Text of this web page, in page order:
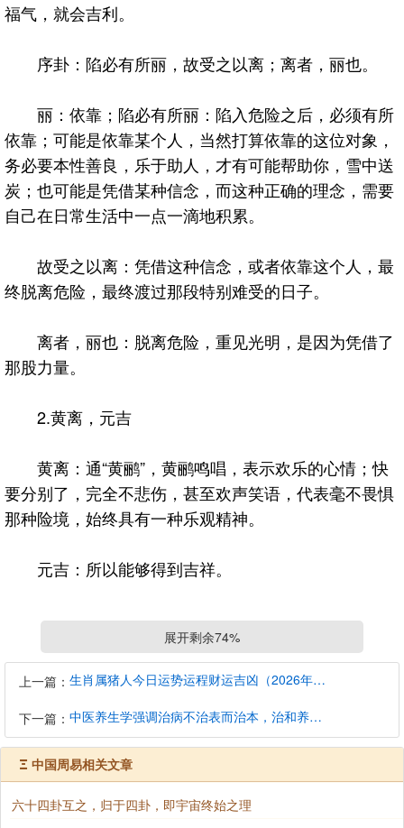
福气，就会吉利。
序卦：陷必有所丽，故受之以离；离者，丽也。
丽：依靠；陷必有所丽：陷入危险之后，必须有所
依靠；可能是依靠某个人，当然打算依靠的这位对象，
务必要本性善良，乐于助人，才有可能帮助你，雪中送
炭；也可能是凭借某种信念，而这种正确的理念，需要
自己在日常生活中一点一滴地积累。
故受之以离：凭借这种信念，或者依靠这个人，最
终脱离危险，最终渡过那段特别难受的日子。
离者，丽也：脱离危险，重见光明，是因为凭借了
那股力量。
2.黄离，元吉
黄离：通“黄鹂”，黄鹂鸣唱，表示欢乐的心情；快
要分别了，完全不悲伤，甚至欢声笑语，代表毫不畏惧
那种险境，始终具有一种乐观精神。
元吉：所以能够得到吉祥。
《庄子至乐》篇：
庄子妻死，惠子吊之，庄子则方箕（jī）踞（jù）鼓
盆而歌。
惠子曰：与人居，长子老身，死不哭亦足矣，又鼓
盆而歌，不亦甚乎！
展开剩余74%
上一篇： 生肖属猪人今日运势运程财运吉凶（2026年8月7日）详解查询
下一篇： 中医养生学强调治病不治表而治本，治和养兼顾是有必要的
Ξ 中国周易相关文章
六十四卦互之，归于四卦，即宇宙终始之理